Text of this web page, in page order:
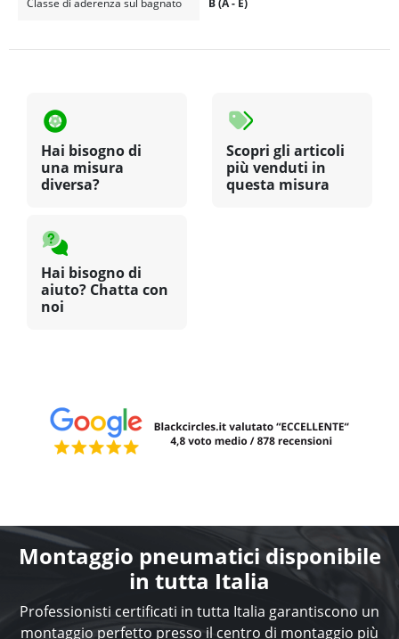
Classe di aderenza sul bagnato B (A - E)
Hai bisogno di
una misura
diversa?
Scopri gli articoli
più venduti in
questa misura
Hai bisogno di
aiuto? Chatta con
noi
Montaggio pneumatici disponibile
in tutta Italia
Professionisti certificati in tutta Italia garantiscono un
montaggio perfetto presso il centro di montaggio più